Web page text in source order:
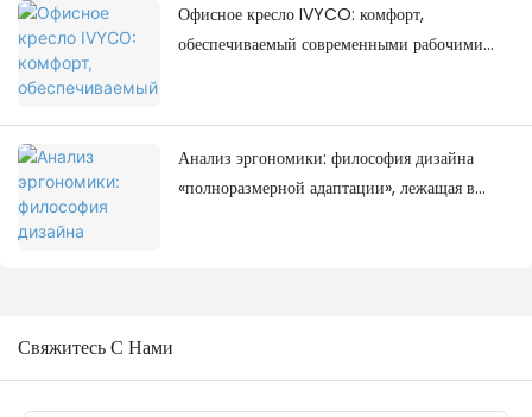
Офисное кресло IVYCO: комфорт,
обеспечиваемый современными рабочими
Анализ эргономики: философия дизайна
«полноразмерной адаптации», лежащая в
Свяжитесь С Нами